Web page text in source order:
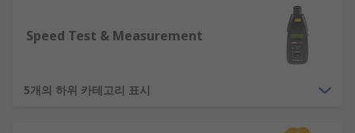
Speed Test & Measurement
5개의 하위 카테고리 표시